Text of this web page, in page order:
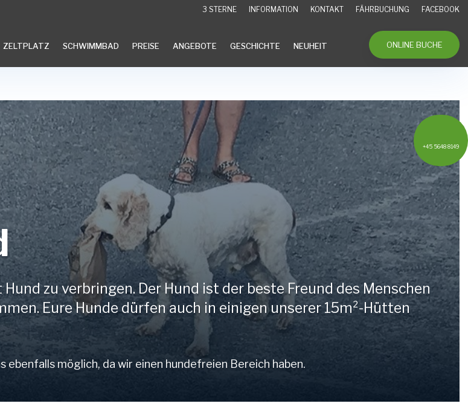
3 STERNE INFORMATION KONTAKT FÄHRBUCHUNG FACEBOOK
ZELTPLATZ SCHWIMMBAD PREISE ANGEBOTE GESCHICHTE NEUHEIT ONLINE BUCHE
+45 5648 8149
English
English
Deutsch
zu verbringen. Der Hund ist der beste Freund des Menschen
Eure Hunde dürfen auch in einigen unserer 15m²-Hütten
möglich, da wir einen hundefreien Bereich haben.